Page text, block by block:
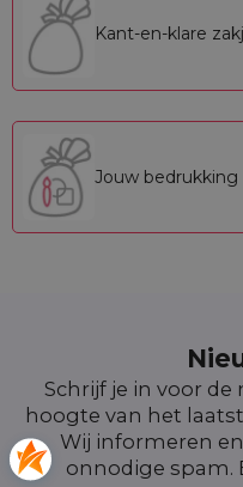
Kant-en-klare
Jouw bedrukking
Schrijf je in voor
hoogte van het
Wij informeren
onnodige spam.